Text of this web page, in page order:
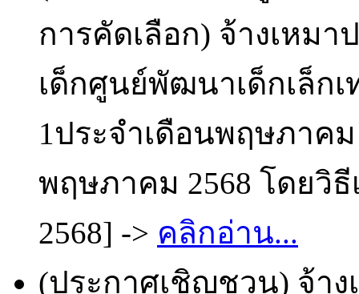
การคัดเลือก) จ้างเหม
เด็กศูนย์พัฒนาเด็กเล็ก
1ประจำเดือนพฤษภาคม
พฤษภาคม 2568 โดยวิธี
2568] -> คลิกอ่าน...
(ประกาศเชิญชวน) จ้าง